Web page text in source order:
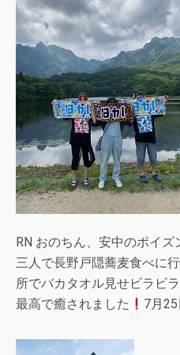
RN おのちん、安中のポイ
三人で長野戸隠蕎麦食べに
所でバカタオル見せビラビ
最高で癒されました
7月25